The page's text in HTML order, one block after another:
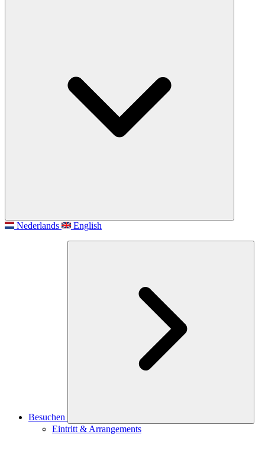
Nederlands English
Besuchen
Eintritt & Arrangements